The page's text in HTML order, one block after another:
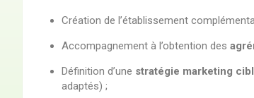
Création de l’établissement
Accompagnement à l’obtention des
Définition d’une stratégie marketing
adaptés) ;